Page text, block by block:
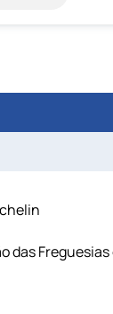
Freguesias